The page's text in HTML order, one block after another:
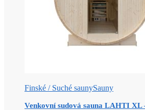
Finské / Suché saunySauny
Venkovní sudová sauna LAHTI XL